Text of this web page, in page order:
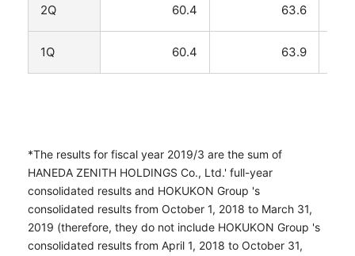
2Q 60.4 63.6
1Q 60.4 63.9
*The results for fiscal year 2019/3 are the sum of
HANEDA ZENITH HOLDINGS Co., Ltd.' full-year
consolidated results and HOKUKON Group 's
consolidated results from October 1, 2018 to March 31,
2019 (therefore, they do not include HOKUKON Group 's
consolidated results from April 1, 2018 to October 31,